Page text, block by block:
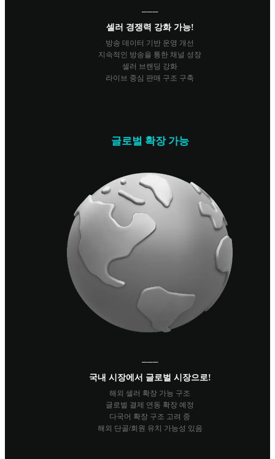
───
셀러 경쟁력 강화 가능!
방송 데이터 기반 운영 개선
지속적인 방송을 통한 채널 성장
셀러 브랜딩 강화
라이브 중심 판매 구조 구축
글로벌 확장 가능
───
국내 시장에서 글로벌 시장으로!
해외 셀러 확장 가능 구조
글로벌 결제 연동 확장 예정
다국어 확장 구조 고려 중
해외 단골/회원 유치 가능성 있음